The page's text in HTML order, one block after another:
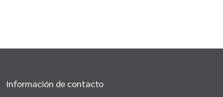
Información de contacto